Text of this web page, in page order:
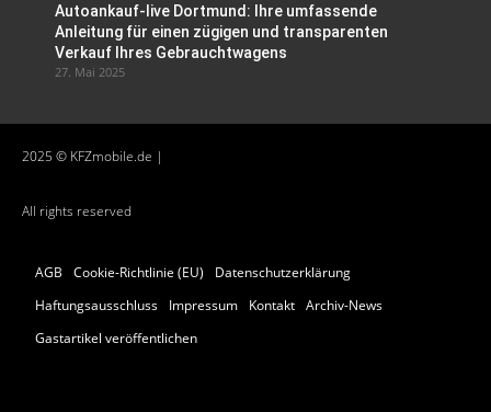
Autoankauf-live Dortmund: Ihre umfassende
Anleitung für einen zügigen und transparenten
Verkauf Ihres Gebrauchtwagens
27. Mai 2025
2025 © KFZmobile.de |
All rights reserved
AGB Cookie-Richtlinie (EU)
Datenschutzerklärung
Haftungsausschluss
Impressum Kontakt Archiv-News
Gastartikel veröffentlichen